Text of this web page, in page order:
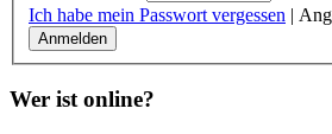
Ich habe mein Passwort vergessen |
Wer ist online?